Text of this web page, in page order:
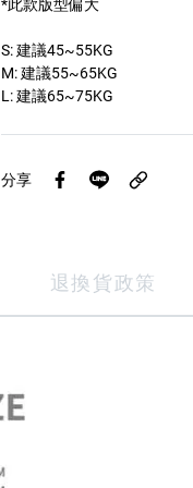
*此款版型偏大
S: 建議45~55KG
M: 建議55~65KG
L: 建議65~75KG
分享
退換貨政策